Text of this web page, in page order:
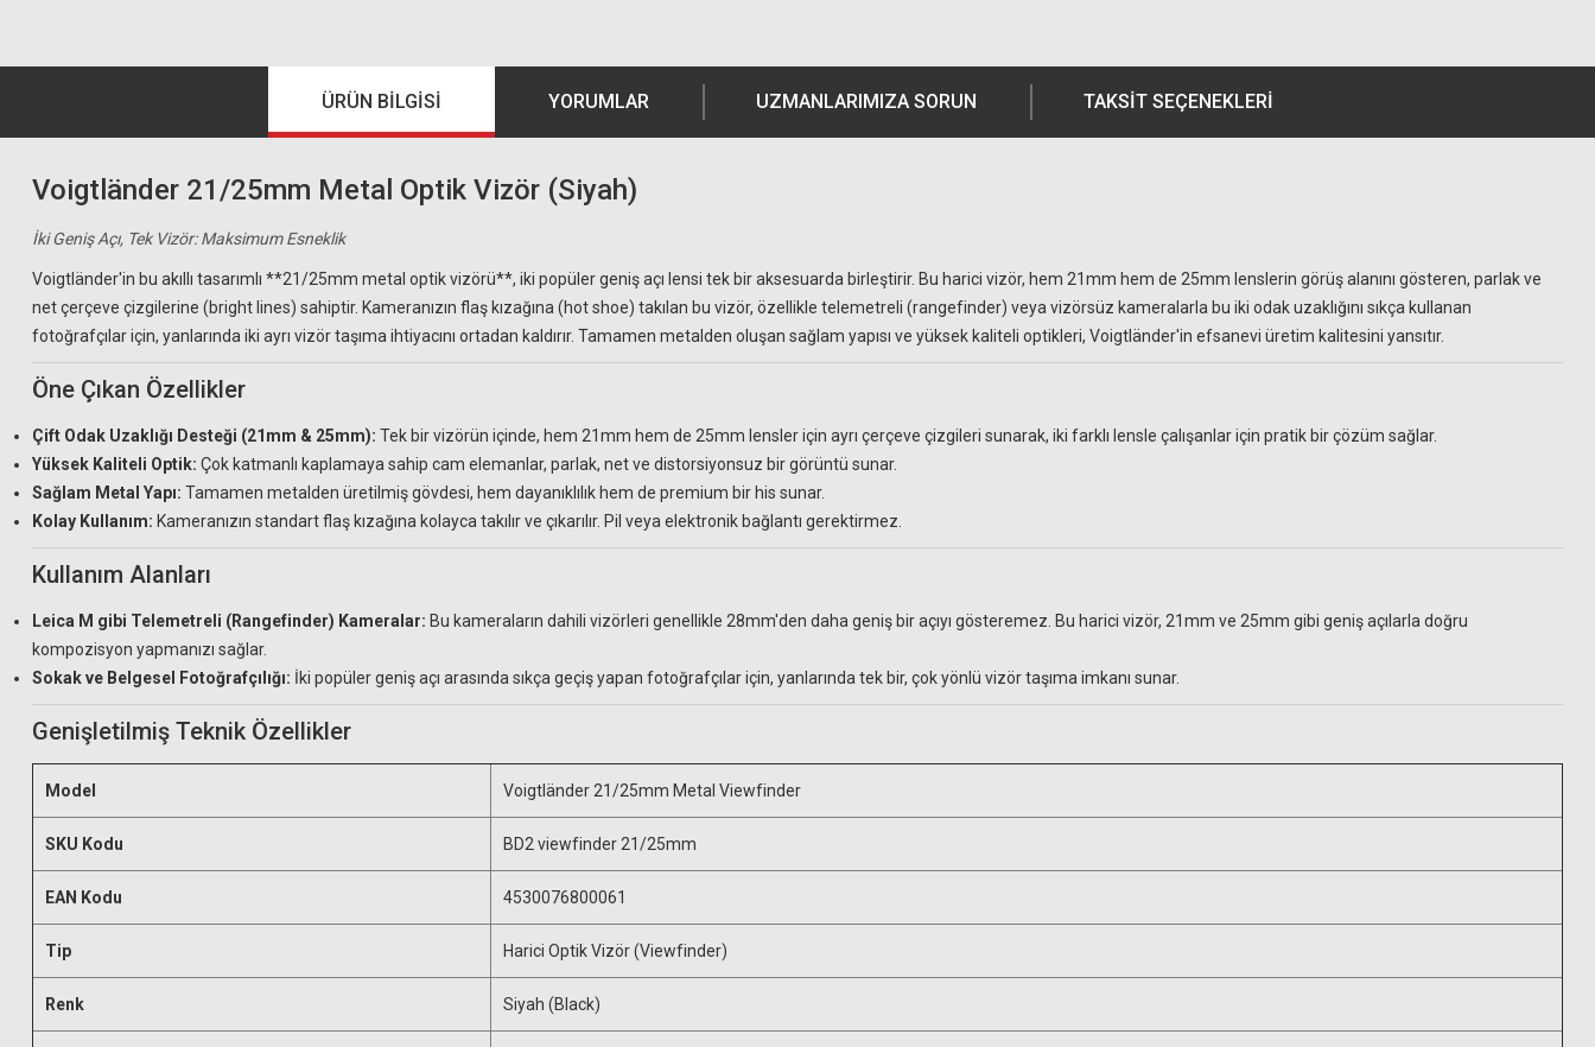
ÜRÜN BILGISI YORUMLAR UZMANLARIMIZA SORUN TAKSIT SEÇENEKLERI
Voigtländer 21/25mm Metal Optik Vizör (Siyah)
İki Geniş Açı, Tek Vizör: Maksimum Esneklik
Voigtländer'in bu akıllı tasarımlı **21/25mm metal optik vizörü**, iki popüler geniş açı lensi tek bir aksesuarda birleştirir. Bu harici vizör, hem 21mm hem de 25mm lenslerin görüş alanını gösteren, parlak ve
net çerçeve çizgilerine (bright lines) sahiptir. Kameranızın flaş kızağına (hot shoe) takılan bu vizör, özellikle telemetreli (rangefinder) veya vizörsüz kameralarla bu iki odak uzaklığını sıkça kullanan
fotoğrafçılar için, yanlarında iki ayrı vizör taşıma ihtiyacını ortadan kaldırır. Tamamen metalden oluşan sağlam yapısı ve yüksek kaliteli optikleri, Voigtländer'in efsanevi üretim kalitesini yansıtır.
Öne Çıkan Özellikler
Çift Odak Uzaklığı Desteği (21mm & 25mm): Tek bir vizörün içinde, hem 21mm hem de 25mm lensler için ayrı çerçeve çizgileri sunarak, iki farklı lensle çalışanlar için pratik bir çözüm sağlar.
Yüksek Kaliteli Optik: Çok katmanlı kaplamaya sahip cam elemanlar, parlak, net ve distorsiyonsuz bir görüntü sunar.
Sağlam Metal Yapı: Tamamen metalden üretilmiş gövdesi, hem dayanıklılık hem de premium bir his sunar.
Kolay Kullanım: Kameranızın standart flaş kızağına kolayca takılır ve çıkarılır. Pil veya elektronik bağlantı gerektirmez.
Kullanım Alanları
Leica M gibi Telemetreli (Rangefinder) Kameralar: Bu kameraların dahili vizörleri genellikle 28mm'den daha geniş bir açıyı gösteremez. Bu harici vizör, 21mm ve 25mm gibi geniş açılarla doğru
kompozisyon yapmanızı sağlar.
Sokak ve Belgesel Fotoğrafçılığı: İki popüler geniş açı arasında sıkça geçiş yapan fotoğrafçılar için, yanlarında tek bir, çok yönlü vizör taşıma imkanı sunar.
Genişletilmiş Teknik Özellikler
Model Voigtländer 21/25mm Metal Viewfinder
SKU Kodu BD2 viewfinder 21/25mm
EAN Kodu 4530076800061
Tip Harici Optik Vizör (Viewfinder)
Renk Siyah (Black)